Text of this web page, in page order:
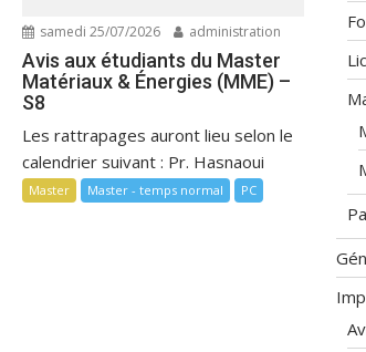
samedi 25/07/2026 administration
Avis aux étudiants du Master
Matériaux & Énergies (MME) –
S8
Les rattrapages auront lieu selon le
calendrier suivant : Pr. Hasnaoui
Master Master - temps normal PC